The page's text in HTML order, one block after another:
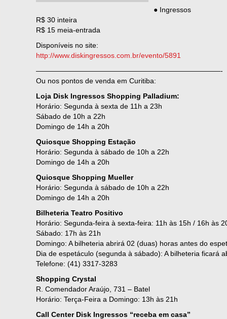
● Ingressos
R$ 30 inteira
R$ 15 meia-entrada
Disponíveis no site:
http://www.diskingressos.com.br/evento/5891
——————————————————————————-
Ou nos pontos de venda em Curitiba:
Loja Disk Ingressos Shopping Palladium:
Horário: Segunda à sexta de 11h a 23h
Sábado de 10h a 22h
Domingo de 14h a 20h
Quiosque Shopping Estação
Horário: Segunda à sábado de 10h a 22h
Domingo de 14h a 20h
Quiosque Shopping Mueller
Horário: Segunda à sábado de 10h a 22h
Domingo de 14h a 20h
Bilheteria Teatro Positivo
Horário: Segunda-feira à sexta-feira: 11h às 15h / 16h às
Sábado: 17h às 21h
Domingo: A bilheteria abrirá 02 (duas) horas antes do
Dia de espetáculo (segunda à sábado): A bilheteria ficará
Telefone: (41) 3317-3283
Shopping Crystal
R. Comendador Araújo, 731 – Batel
Horário: Terça-Feira a Domingo: 13h às 21h
Call Center Disk Ingressos “receba em casa”